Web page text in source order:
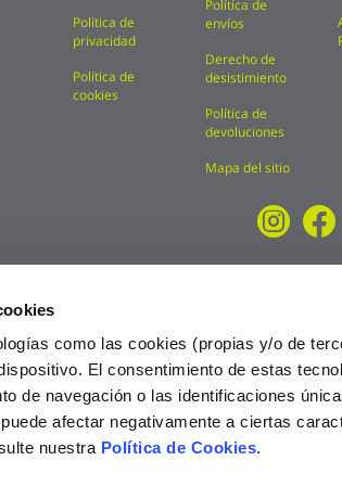
como las cookies (propias y/o de
El consentimiento de estas
de navegación o las identificaciones
afectar negativamente a ciertas
nuestra Política de Cookies.
Política de
privacidad
Política de
cookies
Política de
envíos
Derecho de
desistimiento
Política de
devoluciones
Mapa del sitio